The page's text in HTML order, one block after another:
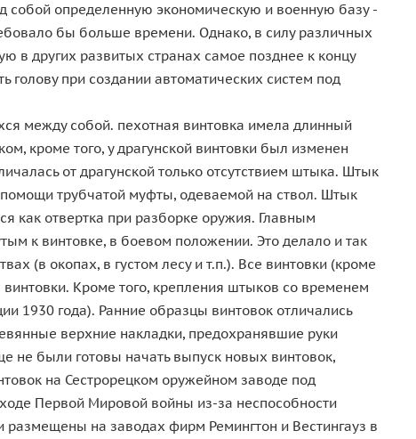
собой определенную экономическую и военную базу -
бы больше времени. Однако, в силу различных
в других развитых странах самое позднее к концу
при создании автоматических систем под
между собой. пехотная винтовка имела длинный
кроме того, у драгунской винтовки был изменен
от драгунской только отсутствием штыка. Штык
трубчатой муфты, одеваемой на ствол. Штык
как отвертка при разборке оружия. Главным
к винтовке, в боевом положении. Это делало и так
(в окопах, в густом лесу и т.п.). Все винтовки (кроме
Кроме того, крепления штыков со временем
1930 года). Ранние образцы винтовок отличались
верхние накладки, предохранявшие руки
не были готовы начать выпуск новых винтовок,
на Сестрорецком оружейном заводе под
Первой Мировой войны из-за неспособности
на заводах фирм Ремингтон и Вестингауз в